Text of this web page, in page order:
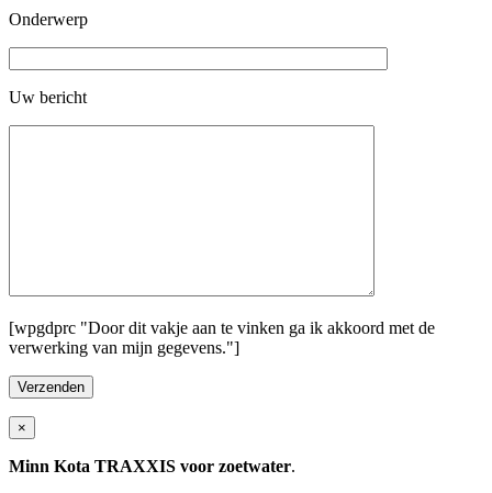
Onderwerp
Uw bericht
[wpgdprc "Door dit vakje aan te vinken ga ik akkoord met de
verwerking van mijn gegevens."]
×
Minn Kota TRAXXIS voor zoetwater.